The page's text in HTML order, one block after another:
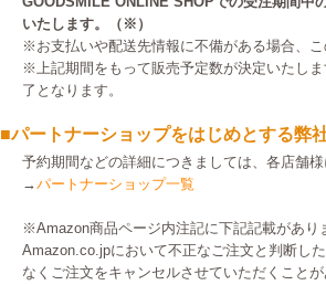
いたします。（※）
※お支払いや配送先情報に不備がある場合、こ
※上記期間をもって販売予定数が決定いたし
了となります。
■パートナーショップをはじめとする弊
予約期間などの詳細につきましては、各店舗様
→パートナーショップ一覧
※Amazon商品ページ内注記に下記記載があり
Amazon.co.jpにおいて不正なご注文と判断し
なくご注文をキャンセルさせていただくことが